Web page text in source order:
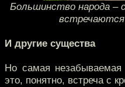
Большинство народа –
И другие существа
Но самая
это, понятно, встреча с